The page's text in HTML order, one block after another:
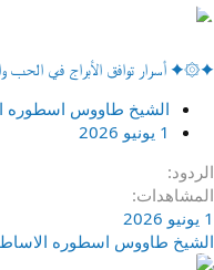
✦۞✦ أسرار توافق الأبراج في الحب
الشيخ طاووس اسطوره
1 يونيو 2026
الردود
المشاهدات
1 يونيو 2026
الشيخ طاووس اسطوره